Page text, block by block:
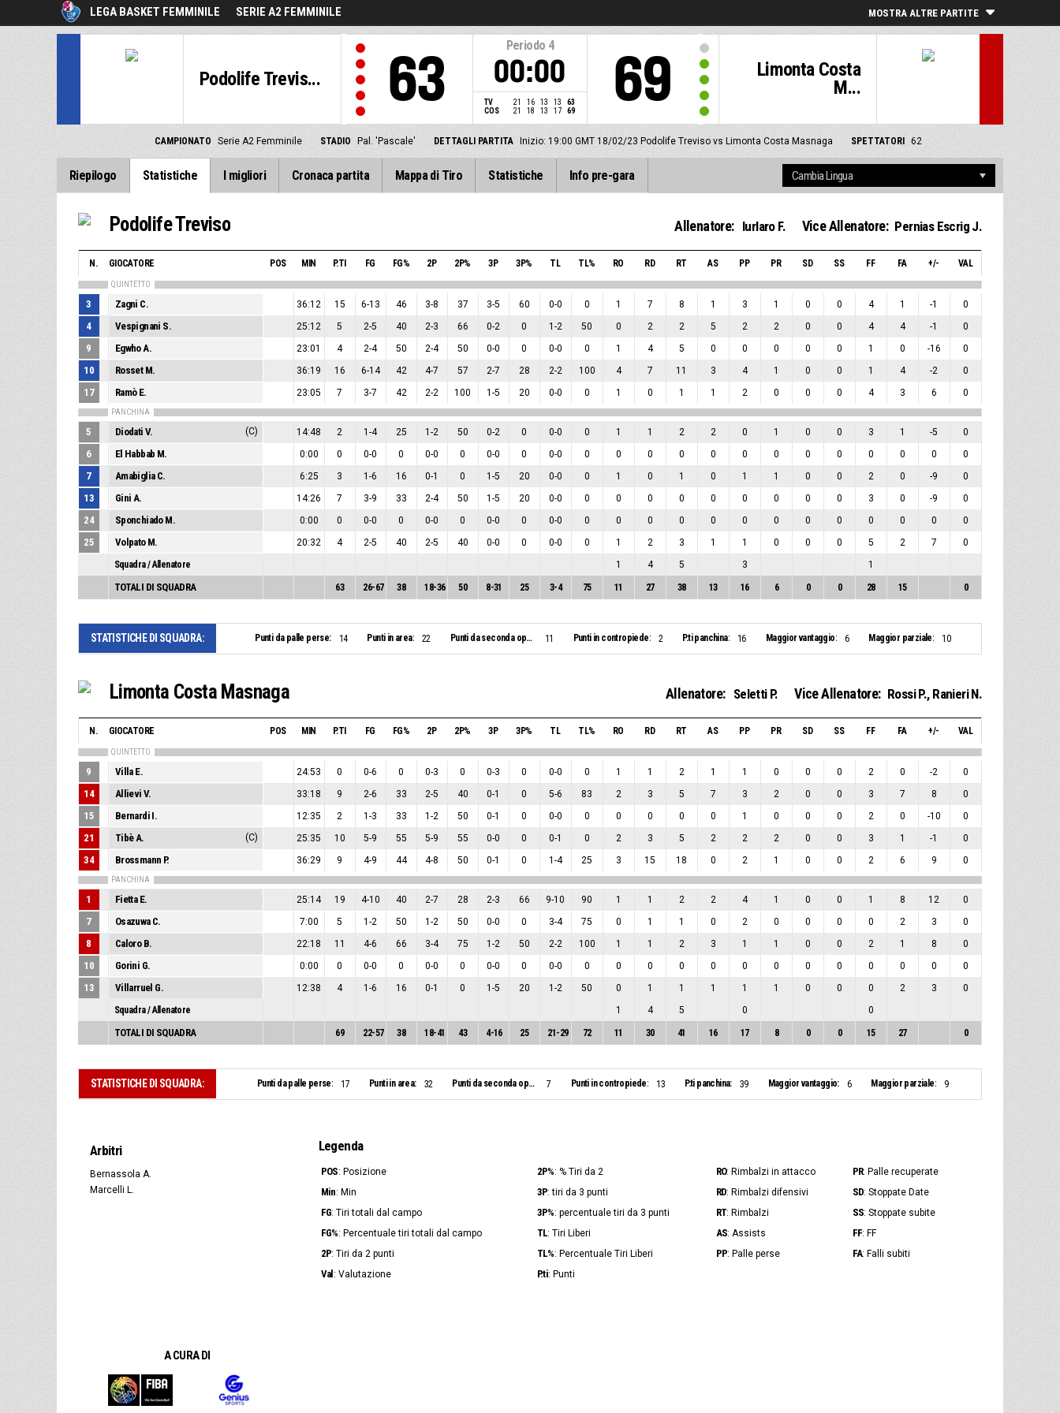
LEGA BASKET FEMMINILE SERIE A2 FEMMINILE MOSTRA ALTRE PARTITE
Podolife Trevis... 63
Periodo 4
00:00
TV 21 16 13 13
63
COS
21 18 13 17 69
Limonta Costa
M...
69
CAMPIONATO Serie A2 Femminile STADIO Pal. 'Pascale' DETTAGLI PARTITA Inizio: 19:00 GMT 18/02/23 Podolife Treviso vs Limonta Costa Masnaga SPETTATORI 62
Riepilogo Statistiche I migliori Cronaca partita Mappa di Tiro Statistiche Info pre-gara
Podolife Treviso Allenatore: Iurlaro F. Vice Allenatore: Pernias Escrig J.
N. GIOCATORE POS MIN P.TI FG FG% 2P 2P% 3P 3P% TL TL% RO RD RT AS PP PR SD SS FF FA +/- VAL
QUINTETTO
3 Zagni C. 36:12 15 6-13 46 3-8 37 3-5 60 0-0 0 1 7 8 1 3 1 0 0 4 1 -1 0
4 Vespignani S. 25:12 5 2-5 40 2-3 66 0-2 0 1 -2 50 0 2 2 5 2 2 0 0 4 4 -1 0
9 Egwho A. 23:01 4 2-4 50 2-4 50 0-0 0 0-0 0 1 4 5 0 0 0 0 0 1 0 -16 0
10 Rosset M. 36:19 16 6-14 42 4-7 57 2-7 28 2-2 100 4 7 11 3 4 1 0 0 1 4 -2 0
17 Ramò E. 23:05 7 3-7 42 2-2 100 1-5 20 0-0 0 1 0 1 1 2 0 0 0 4 3 6 0
PANCHINA
5 Diodati V. (C) 14:48 2 1-4 25 1-2 50 0-2 0 0-0 0 1 1 2 2 0 1 0 0 3 1 -5 0
6 El Habbab M. 0:00 0 0-0 0 0-0 0 0-0 0 0-0 0 0 0 0 0 0 0 0 0 0 0 0 0
7 Amabiglia C. 6:25 3 1-6 16 0-1 0 1-5 20 0-0 0 1 0 1 0 1 1 0 0 2 0 -9 0
13 Gini A. 14:26 7 3-9 33 2-4 50 1-5 20 0-0 0 0 0 0 0 0 0 0 0 3 0 -9 0
24 Sponchiado M. 0:00 0 0-0 0 0-0 0 0-0 0 0-0 0 0 0 0 0 0 0 0 0 0 0 0 0
25 Volpato M. 20:32 4 2-5 40 2-5 40 0-0 0 0-0 0 1 2 3 1 1 0 0 0 5 2 7
0
Squadra / Allenatore
1 4 5 3 1
TOTALI DI SQUADRA 63 26-67 38 18-36 50 8-31 25 3-4 75 11 27 38 13 16 6 0 0 28 15 0
STATISTICHE DI SQUADRA: Punti da palle perse: 14 Punti in area: 22 Punti da seconda opportunità: 11 Punti in contropiede: 2 P.ti panchina: 16 Maggior vantaggio: 6 Maggior parziale: 10
Limonta Costa Masnaga Allenatore: Seletti P. Vice Allenatore: Rossi P., Ranieri N.
N. GIOCATORE POS MIN P.TI FG FG% 2P 2P% 3P 3P% TL TL% RO RD RT AS PP PR SD SS FF FA +/- VAL
QUINTETTO
9 Villa E. 24:53 0 0-6 0 0-3 0 0-3 0 0-0 0 1 1 2 1 1 0 0 0 2 0 -2 0
14 Allievi V. 33:18 9 2-6 33 2-5 40 0-1 0 5-6 83 2 3 5 7 3 2 0 0 3 7 8 0
15 Bernardi I. 12:35 2 1-3 33 1-2 50 0-1 0 0-0 0 0 0 0 0 1 0 0 0 2 0 -10 0
21 Tibè A. (C) 25:35 10 5-9 55 5-9 55 0-0 0 0-1 0 2 3 5 2 2 2 0 0 3 1 -1 0
34 Brossmann P. 36:29 9 4-9 44 4-8 50 0-1 0 1 -4 25 3 15 18 0 2 1 0 0 2 6 9 0
PANCHINA
1 Fietta E. 25:14 19 4-10 40 2-7 28 2-3 66 9-10 90 1 1 2 2 4 1 0 0 1 8 12 0
7 Osazuwa C. 7:00 5 1-2 50 1-2 50 0-0 0 3-4 75 0 1 1 0 2 0 0 0 0 2 3 0
8 Caloro B. 22:18 11 4-6 66 3-4 75 1-2 50 2-2 100 1 1 2 3 1 1 0 0 2 1 8 0
10 Gorini G. 0:00 0 0-0 0 0-0 0 0-0 0 0-0 0 0 0 0 0 0 0 0 0 0 0 0 0
13 Villarruel G. 12:38 4 1-6 16 0-1 0 1-5 20 1 -2 50 0 1 1 1 1 1 0 0 0 2 3
0
Squadra / Allenatore
1 4 5 0 0
TOTALI DI SQUADRA 69 22-57 38 18-41 43 4-16 25 21 -29 72 11 30 41 16 17 8 0 0 15 27 0
STATISTICHE DI SQUADRA: Punti da palle perse: 17 Punti in area: 32 Punti da seconda opportunità: 7 Punti in contropiede: 13 P.ti panchina: 39 Maggior vantaggio: 6 Maggior parziale: 9
Arbitri
Bernassola A.
Marcelli L.
Legenda
POS: Posizione 2P%: % Tiri da 2 RO: Rimbalzi in attacco PR: Palle recuperate
Min: Min 3P: tiri da 3 punti RD: Rimbalzi difensivi SD: Stoppate Date
FG: Tiri totali dal campo 3P%: percentuale tiri da 3 punti RT: Rimbalzi SS: Stoppate subite
FG%: Percentuale tiri totali dal campo TL: Tiri Liberi AS: Assists FF: FF
2P: Tiri da 2 punti TL%: Percentuale Tiri Liberi PP: Palle perse FA: Falli subiti
Val : Valutazione P.ti: Punti
A CURA DI